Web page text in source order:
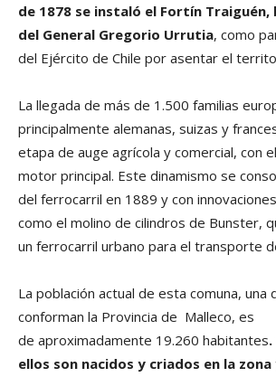
de 1878 se instaló el Fortín Traiguén,
del General Gregorio Urrutia, como
del Ejército de Chile por asentar el
La llegada de más de 1.500 familias
principalmente alemanas, suizas y
etapa de auge agrícola y comercial, con
motor principal. Este dinamismo se
del ferrocarril en 1889 y con
como el molino de cilindros de Bunster,
un ferrocarril urbano para el transporte
La población actual de esta comuna, una
conforman la Provincia de Malleco, es
de aproximadamente 19.260 habitantes
ellos son nacidos y criados en la